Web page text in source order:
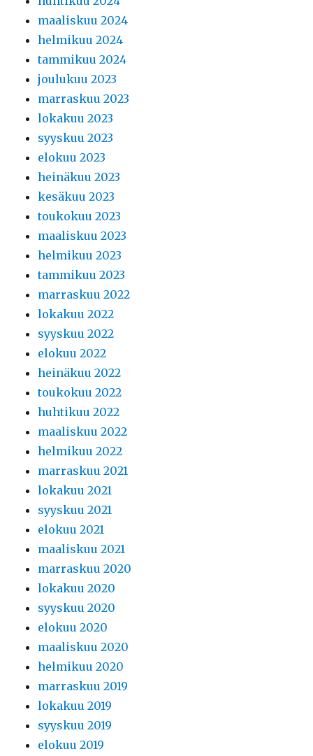
maaliskuu 2024
helmikuu 2024
tammikuu 2024
joulukuu 2023
marraskuu 2023
lokakuu 2023
syyskuu 2023
elokuu 2023
heinäkuu 2023
kesäkuu 2023
toukokuu 2023
maaliskuu 2023
helmikuu 2023
tammikuu 2023
marraskuu 2022
lokakuu 2022
syyskuu 2022
elokuu 2022
heinäkuu 2022
toukokuu 2022
huhtikuu 2022
maaliskuu 2022
helmikuu 2022
marraskuu 2021
lokakuu 2021
syyskuu 2021
elokuu 2021
maaliskuu 2021
marraskuu 2020
lokakuu 2020
syyskuu 2020
elokuu 2020
maaliskuu 2020
helmikuu 2020
marraskuu 2019
lokakuu 2019
syyskuu 2019
elokuu 2019